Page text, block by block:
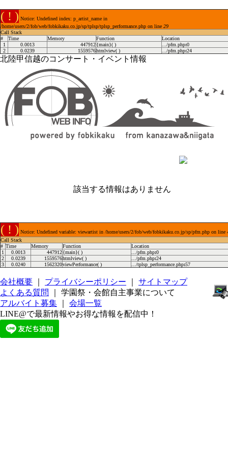
( ! ) Notice: Undefined index: p_artist_name in
/home/users/2/fob/web/fobkikaku.co.jp/sp/tplsp/tplsp_performance.php on line 29
Call Stack
#
Time Memory Function
Location
1
0.0013 447912{main}( ) .../pfm.php:0
2
0.0239 1559576htmlview( ) .../pfm.php:24
北陸甲信越のコンサート・イベント情報
該当する情報はありません
( ! ) Notice: Undefined variable: viewartist in /home/users/2/fob/web/fobkikaku.co.jp/sp/pfm.php on line
Call Stack
# Time Memory Function
Location
1
0.0013 447912{main}( ) .../pfm.php:0
2
0.0239 1559576htmlview( ) .../pfm.php:24
3
0.0240 1562320viewPerformance( ) .../tplsp_performance.php:57
会社概要 プライバシーポリシー
サイトマップ
よくある質問
｜ 学園祭・会館自主事業について
アルバイト募集
会場一覧
LINE@で最新情報やお得な情報を配信中！